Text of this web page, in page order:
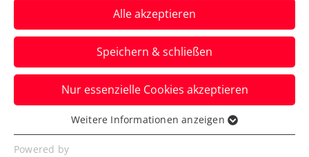
Handbuch Turniercockpit
Alle akzeptieren
Speichern & schließen
Nur essenzielle Cookies akzeptieren
Essenziell
Essenzielle Cookies werden für grundlegende
Weitere Informationen anzeigen
Powered by